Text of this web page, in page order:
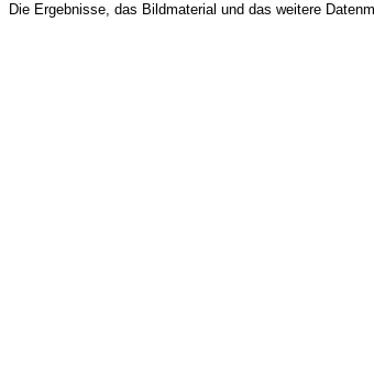
Die Ergebnisse, das Bildmaterial und das weitere